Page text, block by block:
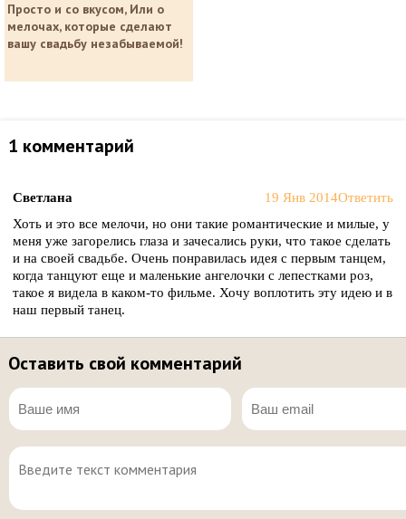
Просто и со вкусом, Или о
мелочах, которые сделают
вашу свадьбу незабываемой!
1 комментарий
Светлана 19 Янв 2014Ответить
Хоть и это все мелочи, но они такие романтические и милые, у
меня уже загорелись глаза и зачесались руки, что такое сделать
и на своей свадьбе. Очень понравилась идея с первым танцем,
когда танцуют еще и маленькие ангелочки с лепестками роз,
такое я видела в каком-то фильме. Хочу воплотить эту идею и в
наш первый танец.
Оставить свой комментарий